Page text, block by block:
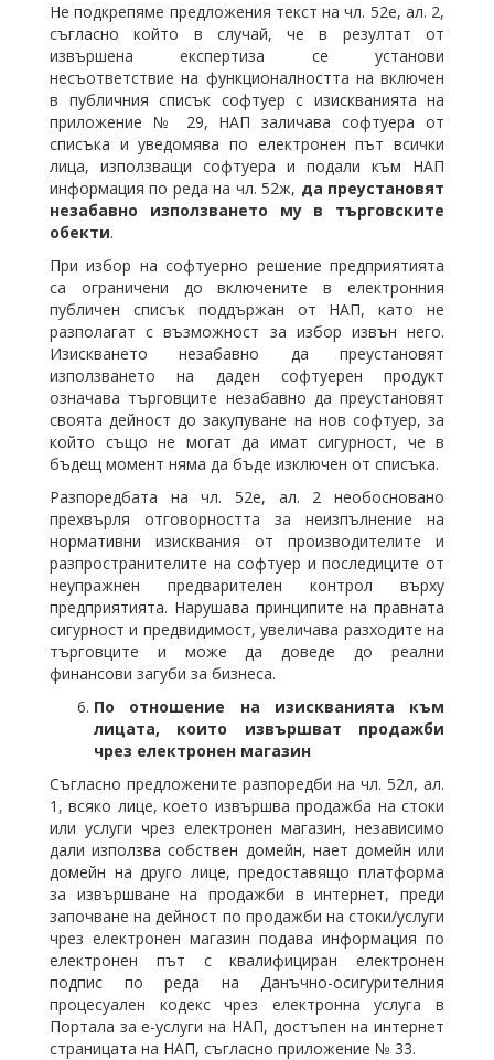
Не подкрепяме предложения текст на чл. 52е, ал. 2,
съгласно който в случай, че в резултат от
извършена експертиза се установи
несъответствие на функционалността на включен
в публичния списък софтуер с изискванията на
приложение № 29, НАП заличава софтуера от
списъка и уведомява по електронен път всички
лица, използващи софтуера и подали към НАП
информация по реда на чл. 52ж, да преустановят
незабавно използването му в търговските
обекти.
При избор на софтуерно решение предприятията
са ограничени до включените в електронния
публичен списък поддържан от НАП, като не
разполагат с възможност за избор извън него.
Изискването незабавно да преустановят
използването на даден софтуерен продукт
означава търговците незабавно да преустановят
своята дейност до закупуване на нов софтуер, за
който също не могат да имат сигурност, че в
бъдещ момент няма да бъде изключен от списъка.
Разпоредбата на чл. 52е, ал. 2 необосновано
прехвърля отговорността за неизпълнение на
нормативни изисквания от производителите и
разпространителите на софтуер и последиците от
неупражнен предварителен контрол върху
предприятията. Нарушава принципите на правната
сигурност и предвидимост, увеличава разходите на
търговците и може да доведе до реални
финансови загуби за бизнеса.
По отношение на изискванията към
лицата, които извършват продажби
чрез електронен магазин
Съгласно предложените разпоредби на чл. 52л, ал.
1, всяко лице, което извършва продажба на стоки
или услуги чрез електронен магазин, независимо
дали използва собствен домейн, нает домейн или
домейн на друго лице, предоставящо платформа
за извършване на продажби в интернет, преди
започване на дейност по продажби на стоки/услуги
чрез електронен магазин подава информация по
електронен път с квалифициран електронен
подпис по реда на Данъчно-осигурителния
процесуален кодекс чрез електронна услуга в
Портала за е-услуги на НАП, достъпен на интернет
страницата на НАП, съгласно приложение № 33.